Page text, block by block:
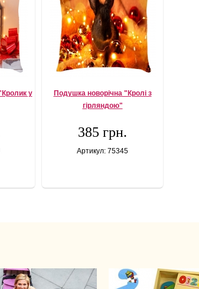
у
Подушка новорічна "Кролі з
гірляндою"
385 грн.
Артикул: 75345